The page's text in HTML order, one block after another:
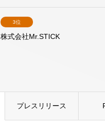
3位
株式会社Mr.STICK
プレスリリース